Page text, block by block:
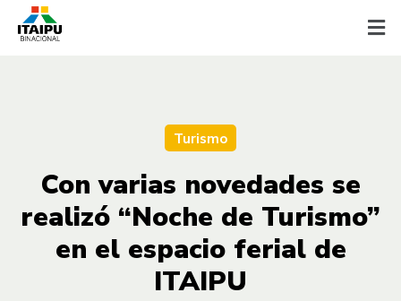
Turismo
Con varias novedades se
realizó “Noche de Turismo”
en el espacio ferial de
ITAIPU